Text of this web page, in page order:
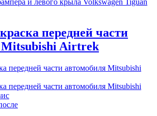
передней части
Mitsubishi Airtrek